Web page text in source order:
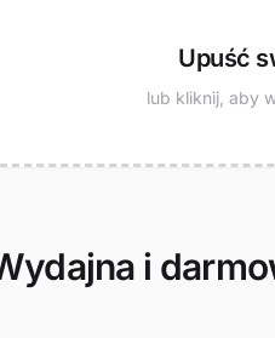
Upuść
lub kliknij, aby
i